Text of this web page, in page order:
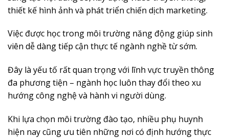
thiết kế hình ảnh và phát triển chiến dịch marketing.
Việc được học trong môi trường năng động giúp sinh
viên dễ dàng tiếp cận thực tế ngành nghề từ sớm.
Đây là yếu tố rất quan trọng với lĩnh vực truyền thông
đa phương tiện – ngành học luôn thay đổi theo xu
hướng công nghệ và hành vi người dùng.
Khi lựa chọn môi trường đào tạo, nhiều phụ huynh
hiện nay cũng ưu tiên những nơi có định hướng thực